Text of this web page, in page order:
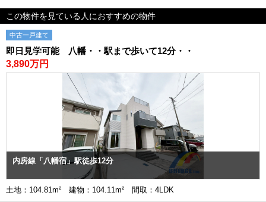
この物件を見ている人におすすめの物件
中古一戸建て
即日見学可能 八幡・・駅まで歩いて12分・・
3,890万円
内房線「八幡宿」駅徒歩12分
土地：104.81m² 建物：104.11m² 間取：4LDK